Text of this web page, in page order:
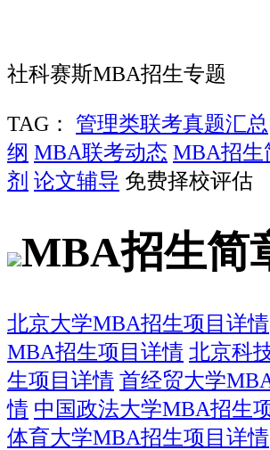
社科赛斯MBA招生专题
TAG： 管理类联考真题汇总
纲 MBA联考动态 MBA招生
剂 论文辅导 免费择校评估
MBA招生简
北京大学MBA招生项目详情
MBA招生项目详情 北京科
生项目详情 首经贸大学
情 中国政法大学MBA招生
体育大学MBA招生项目详情